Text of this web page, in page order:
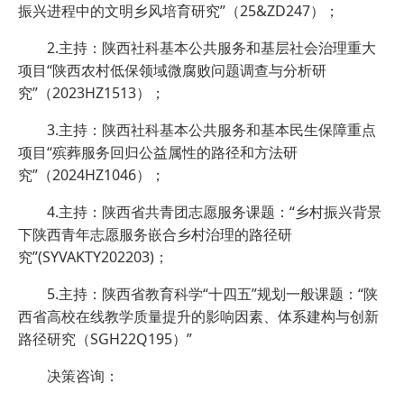
振兴进程中的文明乡风培育研究”（25&ZD247）；
2.主持：陕西社科基本公共服务和基层社会治理重大
项目“陕西农村低保领域微腐败问题调查与分析研
究”（2023HZ1513）；
3.主持：陕西社科基本公共服务和基本民生保障重点
项目“殡葬服务回归公益属性的路径和方法研
究”（2024HZ1046）；
4.主持：陕西省共青团志愿服务课题：“乡村振兴背景
下陕西青年志愿服务嵌合乡村治理的路径研
究”(SYVAKTY202203)；
5.主持：陕西省教育科学“十四五”规划一般课题：“陕
西省高校在线教学质量提升的影响因素、体系建构与创新
路径研究（SGH22Q195）”
决策咨询：